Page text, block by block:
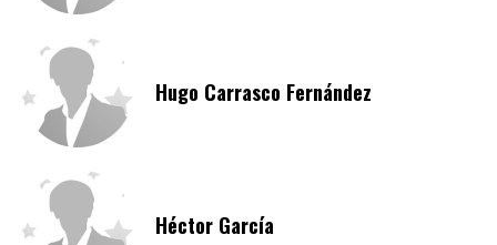
Hugo Carrasco Fernández
Héctor García